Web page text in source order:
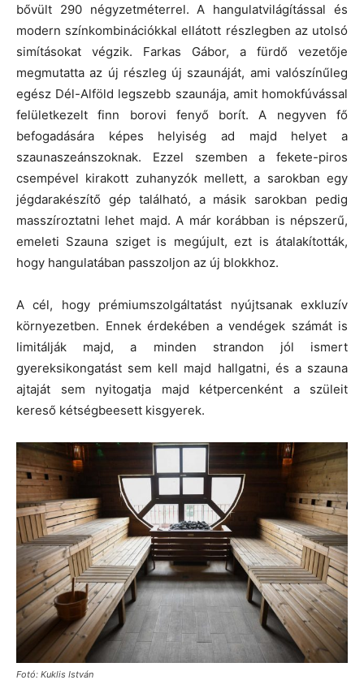
bővült 290 négyzetméterrel. A hangulatvilágítással és
modern színkombinációkkal ellátott részlegben az utolsó
simításokat végzik. Farkas Gábor, a fürdő vezetője
megmutatta az új részleg új szaunáját, ami valószínűleg
egész Dél-Alföld legszebb szaunája, amit homokfúvással
felületkezelt finn borovi fenyő borít. A negyven fő
befogadására képes helyiség ad majd helyet a
szaunaszeánszoknak. Ezzel szemben a fekete-piros
csempével kirakott zuhanyzók mellett, a sarokban egy
jégdarakészítő gép található, a másik sarokban pedig
masszíroztatni lehet majd. A már korábban is népszerű,
emeleti Szauna sziget is megújult, ezt is átalakították,
hogy hangulatában passzoljon az új blokkhoz.
A cél, hogy prémiumszolgáltatást nyújtsanak exkluzív
környezetben. Ennek érdekében a vendégek számát is
limitálják majd, a minden strandon jól ismert
gyereksikongatást sem kell majd hallgatni, és a szauna
ajtaját sem nyitogatja majd kétpercenként a szüleit
kereső kétségbeesett kisgyerek.
Fotó: Kuklis István